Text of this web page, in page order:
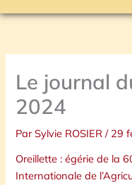
Le journal
2024
ParSylvie ROSIER/ 29
Oreillette : égérie de la
Internationale de